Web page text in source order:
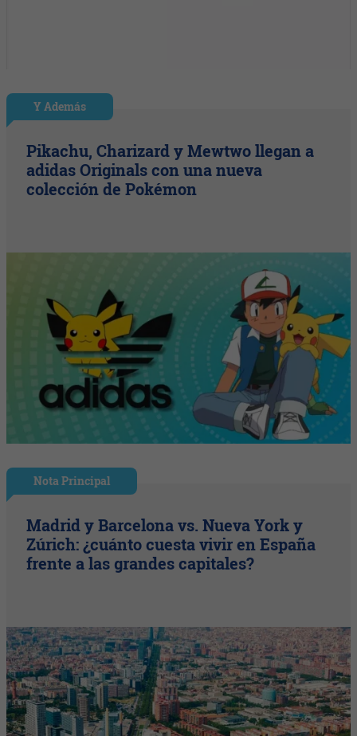
Y Además
Pikachu, Charizard y Mewtwo llegan a
adidas Originals con una nueva
colección de Pokémon
Nota Principal
Madrid y Barcelona vs. Nueva York y
Zúrich: ¿cuánto cuesta vivir en España
frente a las grandes capitales?